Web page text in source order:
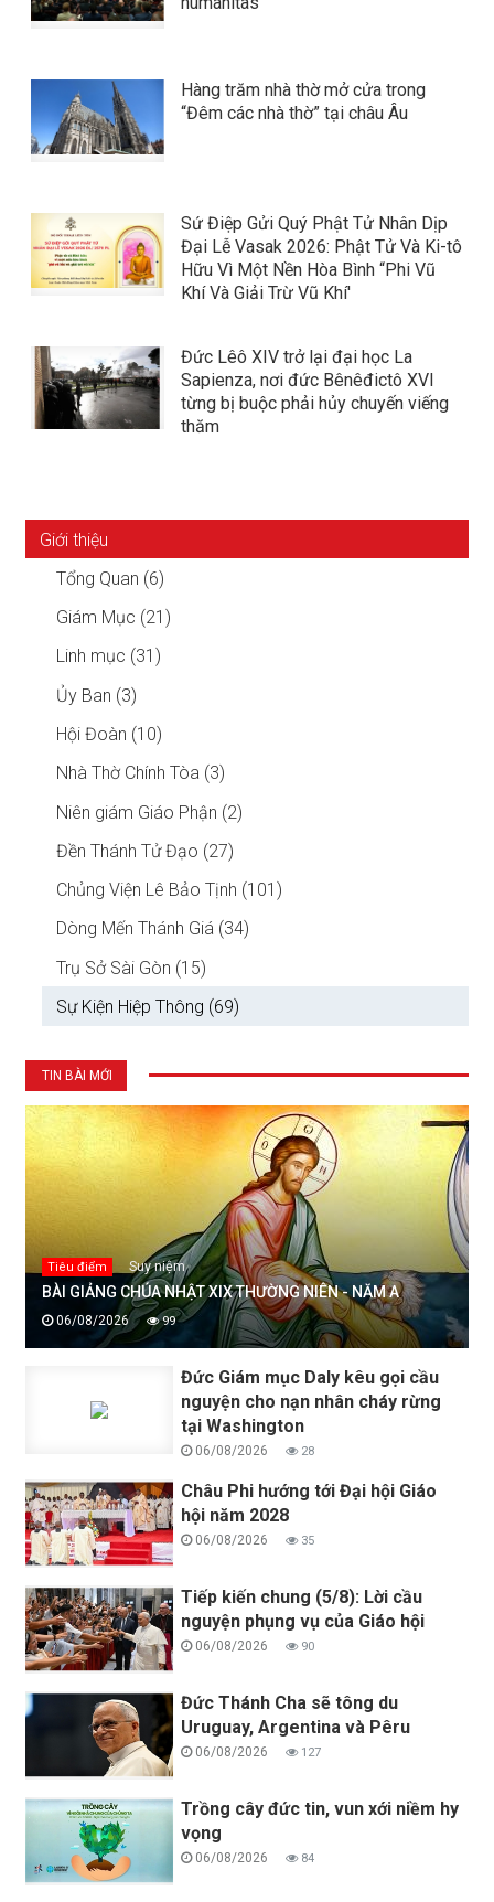
Hàng trăm nhà thờ mở cửa trong
“Đêm các nhà thờ” tại châu Âu
Sứ Điệp Gửi Quý Phật Tử Nhân Dịp
Đại Lễ Vasak 2026: Phật Tử Và Ki-tô
Hữu Vì Một Nền Hòa Bình “Phi Vũ
Khí Và Giải Trừ Vũ Khí'
Đức Lêô XIV trở lại đại học La
Sapienza, nơi đức Bênêđictô XVI
từng bị buộc phải hủy chuyến viếng
thăm
Giới thiệu
Tổng Quan (6)
Giám Mục (21)
Linh mục (31)
Ủy Ban (3)
Hội Đoàn (10)
Nhà Thờ Chính Tòa (3)
Niên giám Giáo Phận (2)
Đền Thánh Tử Đạo (27)
Chủng Viện Lê Bảo Tịnh (101)
Dòng Mến Thánh Giá (34)
Trụ Sở Sài Gòn (15)
Sự Kiện Hiệp Thông (69)
TIN BÀI MỚI
Tiêu điểm Suy niệm
BÀI GIẢNG CHÚA NHẬT XIX THƯỜNG NIÊN - NĂM A
06/08/2026 99
Đức Giám mục Daly kêu gọi cầu
nguyện cho nạn nhân cháy rừng
tại Washington
06/08/2026 28
Châu Phi hướng tới Đại hội Giáo
hội năm 2028
06/08/2026 35
Tiếp kiến chung (5/8): Lời cầu
nguyện phụng vụ của Giáo hội
06/08/2026 90
Đức Thánh Cha sẽ tông du
Uruguay, Argentina và Pêru
06/08/2026 127
Trồng cây đức tin, vun xới niềm hy
vọng
06/08/2026 84